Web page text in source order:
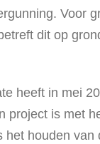
Voor
dit op
heeft in mei
project is met
het houden van